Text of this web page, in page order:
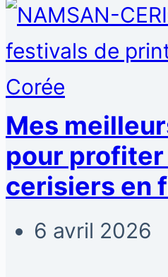
Mes
pour profiter
cerisiers en
6 avril 2026